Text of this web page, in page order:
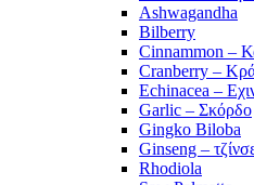
Ashwagandha
Bilberry
Cinnammon –
Cranberry –
Echinacea –
Garlic – Σκόρδο
Gingko Biloba
Ginseng –
Rhodiola